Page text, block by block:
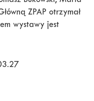
ZPAP otrzymał
wystawy jest